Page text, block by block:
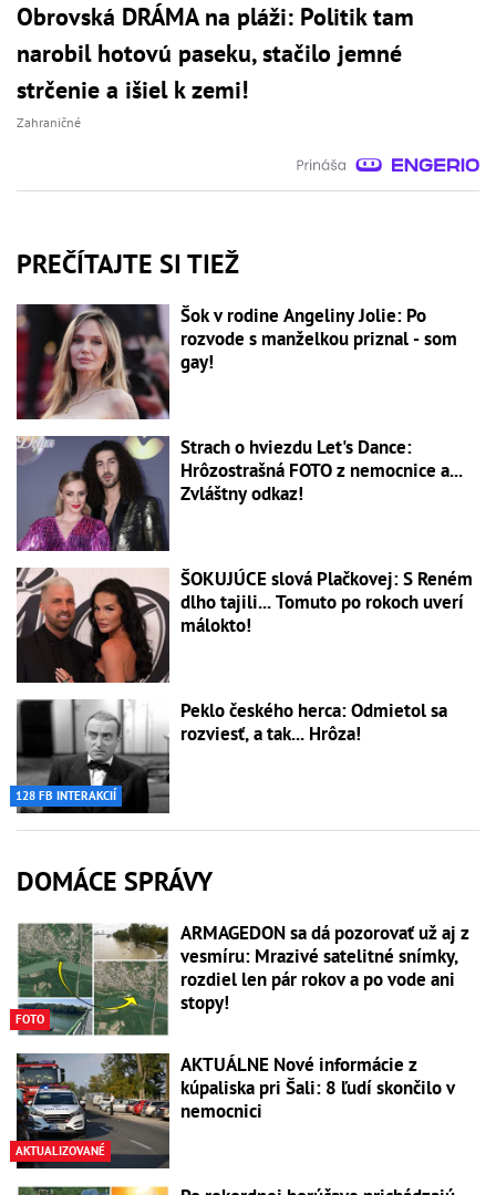
Obrovská DRÁMA na pláži: Politik tam
narobil hotovú paseku, stačilo jemné
strčenie a išiel k zemi!
Zahraničné
PREČÍTAJTE SI TIEŽ
Šok v rodine Angeliny Jolie: Po
rozvode s manželkou priznal - som
gay!
Strach o hviezdu Let's Dance:
Hrôzostrašná FOTO z nemocnice a...
Zvláštny odkaz!
ŠOKUJÚCE slová Plačkovej: S Reném
dlho tajili... Tomuto po rokoch uverí
málokto!
128 FB INTERAKCIÍ
Peklo českého herca: Odmietol sa
rozviesť, a tak... Hrôza!
DOMÁCE SPRÁVY
FOTO
ARMAGEDON sa dá pozorovať už aj z
vesmíru: Mrazivé satelitné snímky,
rozdiel len pár rokov a po vode ani
stopy!
AKTUALIZOVANÉ
AKTUÁLNE Nové informácie z
kúpaliska pri Šali: 8 ľudí skončilo v
nemocnici